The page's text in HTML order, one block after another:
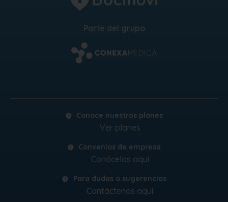
Parte del grupo
Conoce nuestros planes
Ver planes
Convenios de empresa
Conócelos aquí
Para dudas o sugerencias
Contáctenos aquí